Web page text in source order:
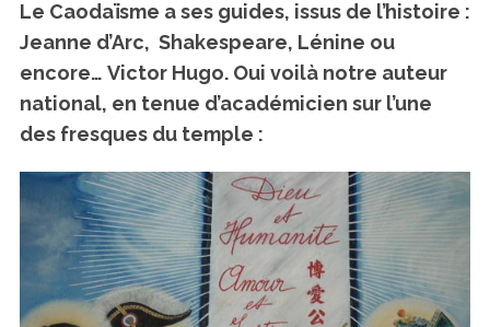
Le Caodaïsme a ses guides, issus de l’histoire :
Jeanne d’Arc, Shakespeare, Lénine ou
encore… Victor Hugo. Oui voilà notre auteur
national, en tenue d’académicien sur l’une
des fresques du temple :